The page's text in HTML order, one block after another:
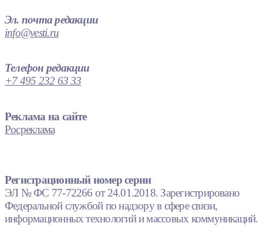
Эл. почта редакции
info@vesti.ru
Телефон редакции
+7 495 232 63 33
Реклама на сайте
Росреклама
Регистрационный номер серии
ЭЛ № ФС 77-72266 от 24.01.2018. Зарегистрировано
Федеральной службой по надзору в сфере связи,
информационных технологий и массовых коммуникаций.